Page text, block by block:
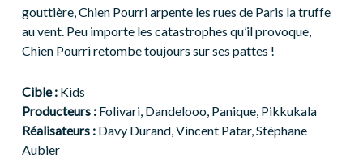
gouttière, Chien Pourri arpente les rues de Paris la truffe
au vent. Peu importe les catastrophes qu’il provoque,
Chien Pourri retombe toujours sur ses pattes !
Cible :Kids
Producteurs : Folivari, Dandelooo, Panique, Pikkukala
Réalisateurs : Davy Durand, Vincent Patar, Stéphane
Aubier